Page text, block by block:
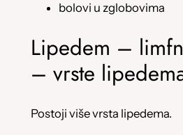
bolovi u zglobovima
Lipedem –
– vrste
Postoji više vrsta lipedema.